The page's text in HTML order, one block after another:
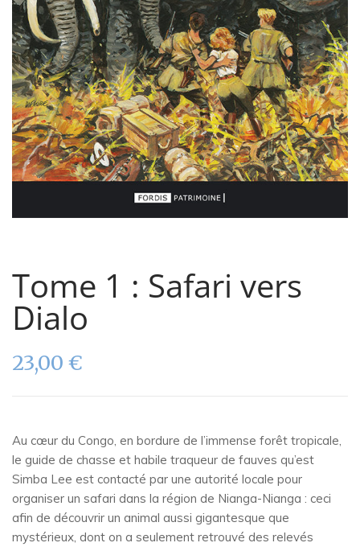
Tome 1 : Safari vers
Dialo
23,00 €
Au cœur du Congo, en bordure de l’immense forêt tropicale,
le guide de chasse et habile traqueur de fauves qu’est
Simba Lee est contacté par une autorité locale pour
organiser un safari dans la région de Nianga-Nianga : ceci
afin de découvrir un animal aussi gigantesque que
mystérieux, dont on a seulement retrouvé des relevés